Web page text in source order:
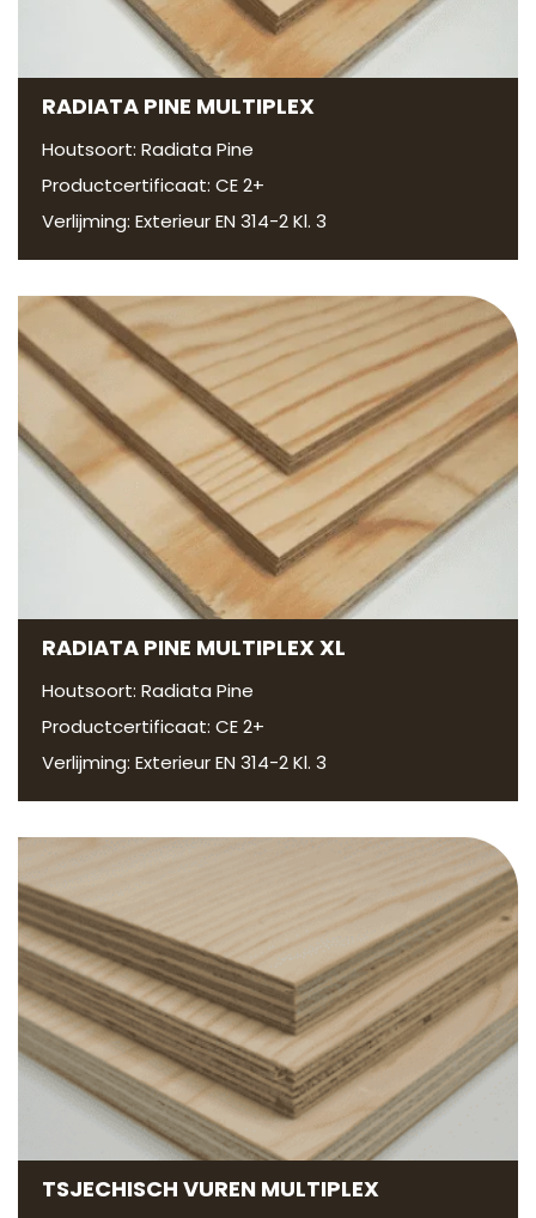
RADIATA PINE MULTIPLEX
Productcertificaat: CE 2+
Verlijming: Exterieur EN 314-2 Kl. 3
Houtsoort: Radiata Pine
RADIATA PINE MULTIPLEX XL
Productcertificaat: CE 2+
Verlijming: Exterieur EN 314-2 Kl. 3
Houtsoort: Radiata Pine
TSJECHISCH VUREN MULTIPLEX